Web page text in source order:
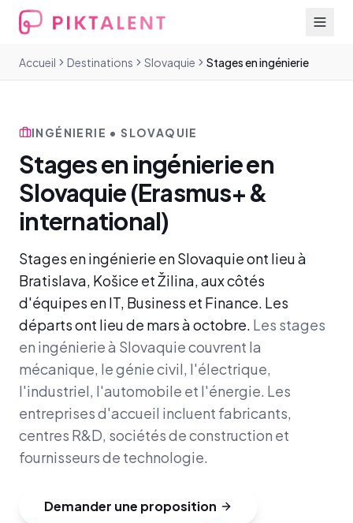
Accueil Destinations Slovaquie Stages en ingénierie
INGÉNIERIE • SLOVAQUIE
Stages en ingénierie en
Slovaquie (Erasmus+ &
international)
Stages en ingénierie en Slovaquie ont lieu à
Bratislava, Košice et Žilina, aux côtés
d'équipes en IT, Business et Finance. Les
départs ont lieu de mars à octobre. Les stages
en ingénierie à Slovaquie couvrent la
mécanique, le génie civil, l'électrique,
l'industriel, l'automobile et l'énergie. Les
entreprises d'accueil incluent fabricants,
centres R&D, sociétés de construction et
fournisseurs de technologie.
Demander une proposition